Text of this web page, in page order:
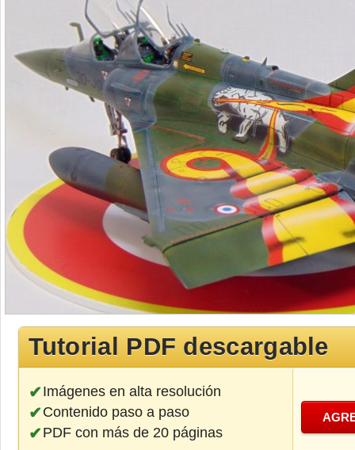
Tutorial PDF descargable
Imágenes en alta resolución
Contenido paso a paso
PDF con más de 20 páginas